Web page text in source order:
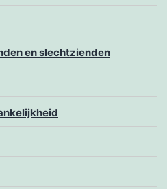
en slechtzienden